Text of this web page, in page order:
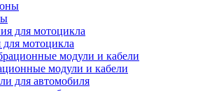
мотоцикла
модули и кабели